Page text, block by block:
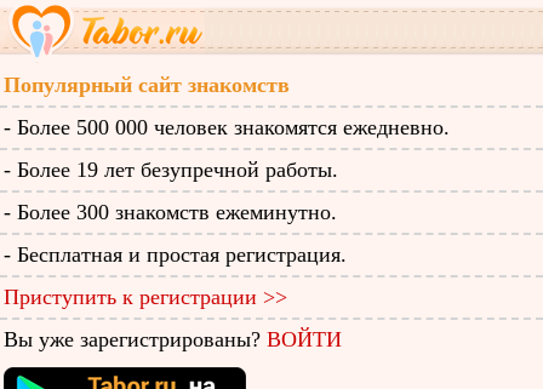
Популярный сайт знакомств
- Более 500 000 человек знакомятся ежедневно.
- Более 19 лет безупречной работы.
- Более 300 знакомств ежеминутно.
- Бесплатная и простая регистрация.
Приступить к регистрации >>
Вы уже зарегистрированы? ВОЙТИ